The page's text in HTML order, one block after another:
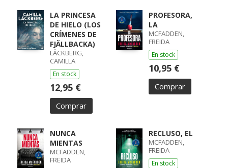
LA PRINCESA
DE HIELO (LOS
CRÍMENES DE
FJÄLLBACKA)
LÄCKBERG,
CAMILLA
En stock
12,95 €
Comprar
PROFESORA,
LA
MCFADDEN,
FREIDA
En stock
10,95 €
Comprar
NUNCA
MIENTAS
MCFADDEN,
FREIDA
RECLUSO, EL
MCFADDEN,
FREIDA
En stock